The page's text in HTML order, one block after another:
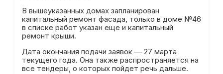
В вышеуказанных домах запланирован
капитальный ремонт фасада, только в доме №46
в списке работ указан еще и капитальный
ремонт крыши.
Дата окончания подачи заявок — 27 марта
текущего года. Она также распространяется на
все тендеры, о которых пойдет речь дальше.